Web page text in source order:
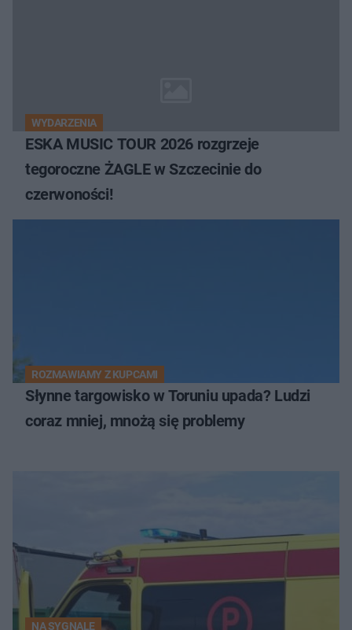
WYDARZENIA
ESKA MUSIC TOUR 2026 rozgrzeje
tegoroczne ŻAGLE w Szczecinie do
czerwoności!
ROZMAWIAMY Z KUPCAMI
Słynne targowisko w Toruniu upada? Ludzi
coraz mniej, mnożą się problemy
NA SYGNALE